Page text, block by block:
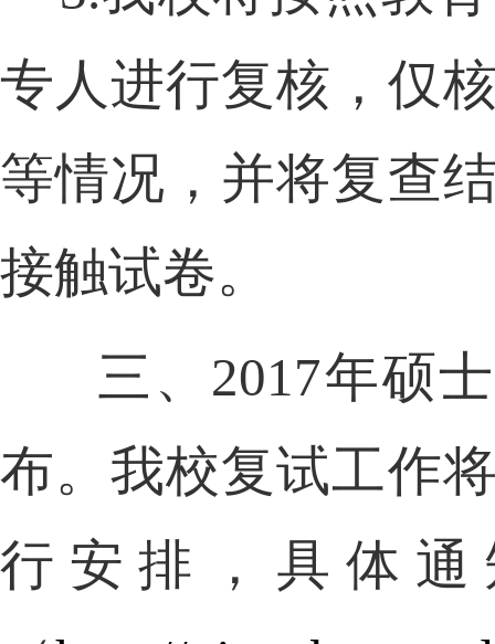
专人进行复核，仅
等情况，并将复查
接触试卷。
三、 2017年硕
布。我校复试工作
行安排，具体